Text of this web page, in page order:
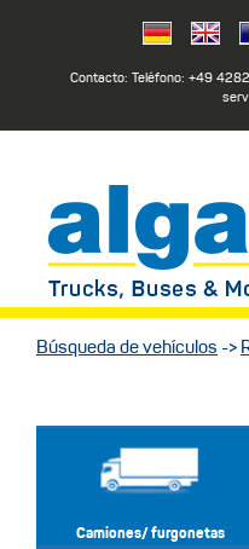
Contacto: Teléfono: +49
Búsqueda de vehículos ->
Camiones/ furgonetas